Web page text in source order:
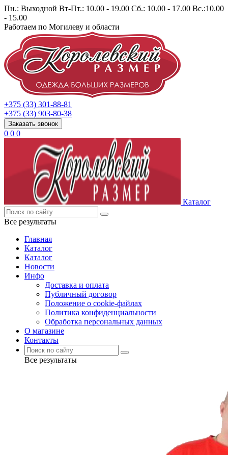
Пн.: Выходной Вт-Пт.: 10.00 - 19.00 Сб.: 10.00 - 17.00 Вс.:10.00
- 15.00
Работаем по Могилеву и области
+375 (33) 301-88-81
+375 (33) 903-80-38
Заказать звонок
0 0 0
Каталог
Все результаты
Главная
Каталог
Каталог
Новости
Инфо
Доставка и оплата
Публичный договор
Положение о cookie-файлах
Политика конфиденциальности
Обработка персональных данных
О магазине
Контакты
Все результаты